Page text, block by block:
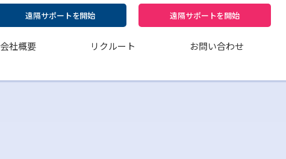
遠隔サポートを開始 遠隔サポートを開始
会社概要 リクルート お問い合わせ